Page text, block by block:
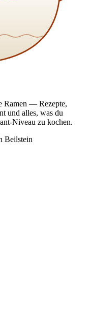
Ramen — Rezepte,
und alles, was du
Niveau zu kochen.
Beilstein